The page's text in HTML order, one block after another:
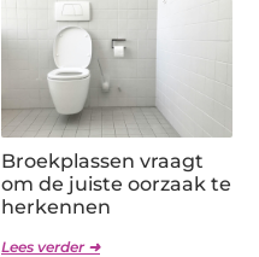
Broekplassen vraagt
om de juiste oorzaak te
herkennen
Lees verder ➜